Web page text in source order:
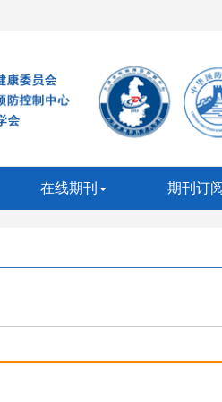
在线期刊 期刊订阅